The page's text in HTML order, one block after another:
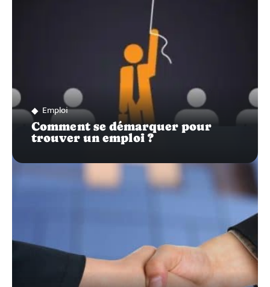
Emploi
Comment se démarquer pour
trouver un emploi ?